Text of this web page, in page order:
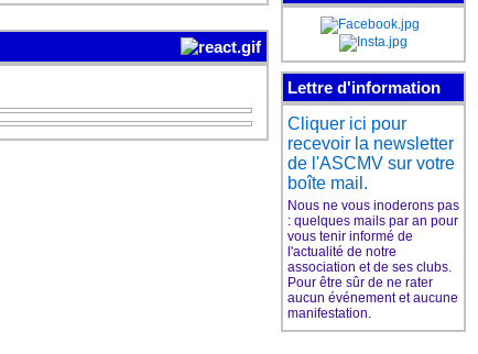
Les cours de guitare de
l'ASCMV
ont leur page Facebook
Aimez pour suivre
l'actu de nos cours
et plein d'infos sur la
guitare
Le club de danse de
l'ASCMV
a sa page Facebook
Lettre d'information
Cliquer ici pour
recevoir la newsletter
de l'ASCMV sur votre
boîte mail.
Nous ne vous inoderons pas
: quelques mails par an pour
vous tenir informé de
l'actualité de notre
association et de ses clubs.
Pour être sûr de ne rater
aucun événement et aucune
manifestation.